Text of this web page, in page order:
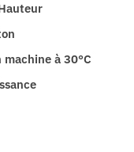
machine à 30°C